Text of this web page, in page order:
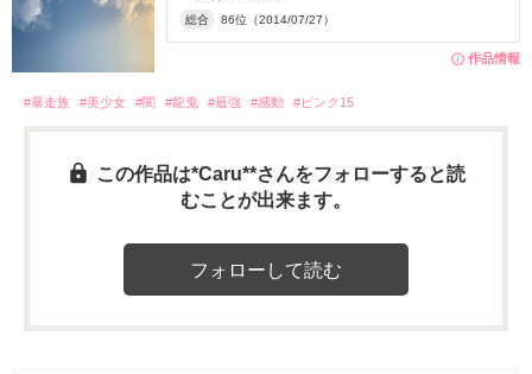
作品情報
総合 86位（2014/07/27）
#暴走族 #美少女 #闇 #龍鬼 #最強 #感動 #ピンク15
この作品は*Caru**さんをフォローすると読
むことが出来ます。